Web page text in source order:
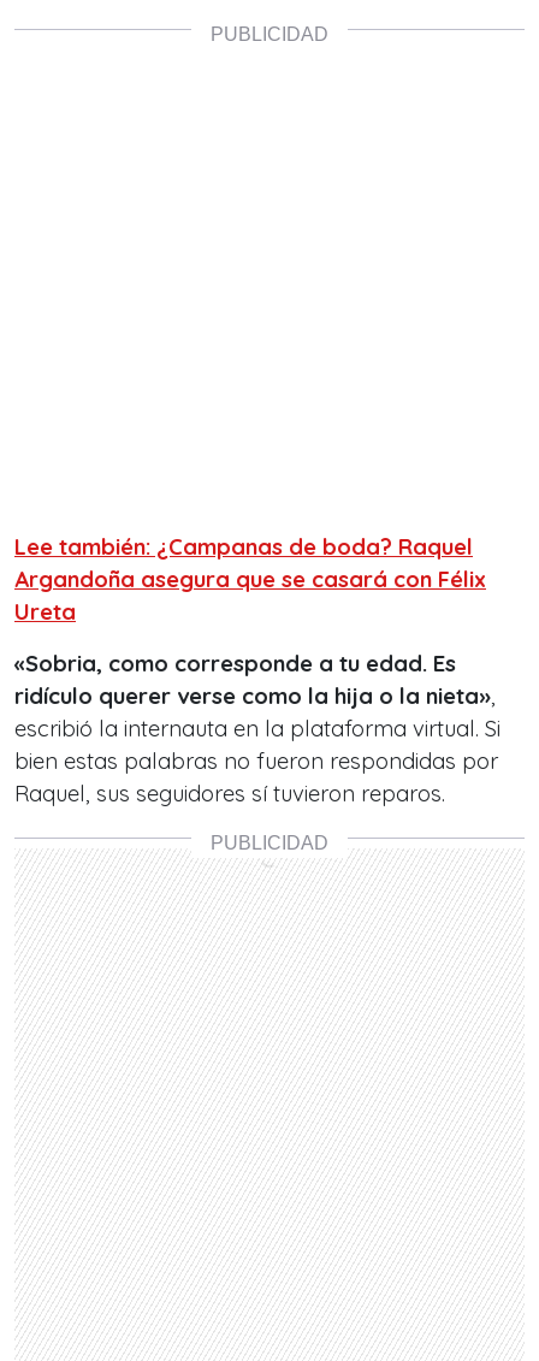
Lee también: ¿Campanas de boda? Raquel
Argandoña asegura que se casará con Félix
Ureta
«Sobria, como corresponde a tu edad. Es
ridículo querer verse como la hija o la nieta»,
escribió la internauta en la plataforma virtual. Si
bien estas palabras no fueron respondidas por
Raquel, sus seguidores sí tuvieron reparos.